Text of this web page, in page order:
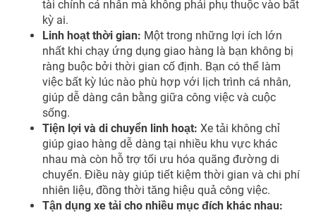
tài chính cá nhân mà không phải phụ thuộc vào bất
kỳ ai.
Linh hoạt thời gian: Một trong những lợi ích lớn
nhất khi chạy ứng dụng giao hàng là bạn không bị
ràng buộc bởi thời gian cố định. Bạn có thể làm
việc bất kỳ lúc nào phù hợp với lịch trình cá nhân,
giúp dễ dàng cân bằng giữa công việc và cuộc
sống.
Tiện lợi và di chuyển linh hoạt: Xe tải không chỉ
giúp giao hàng dễ dàng tại nhiều khu vực khác
nhau mà còn hỗ trợ tối ưu hóa quãng đường di
chuyển. Điều này giúp tiết kiệm thời gian và chi phí
nhiên liệu, đồng thời tăng hiệu quả công việc.
Tận dụng xe tải cho nhiều mục đích khác nhau: